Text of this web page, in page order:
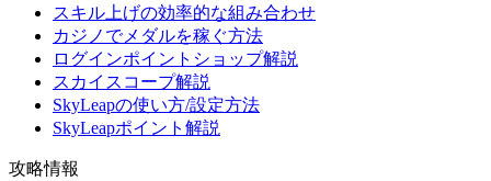
スキル上げの効率的な組み合わせ
カジノでメダルを稼ぐ方法
ログインポイントショップ解説
スカイスコープ解説
SkyLeapの使い方/設定方法
SkyLeapポイント解説
攻略情報